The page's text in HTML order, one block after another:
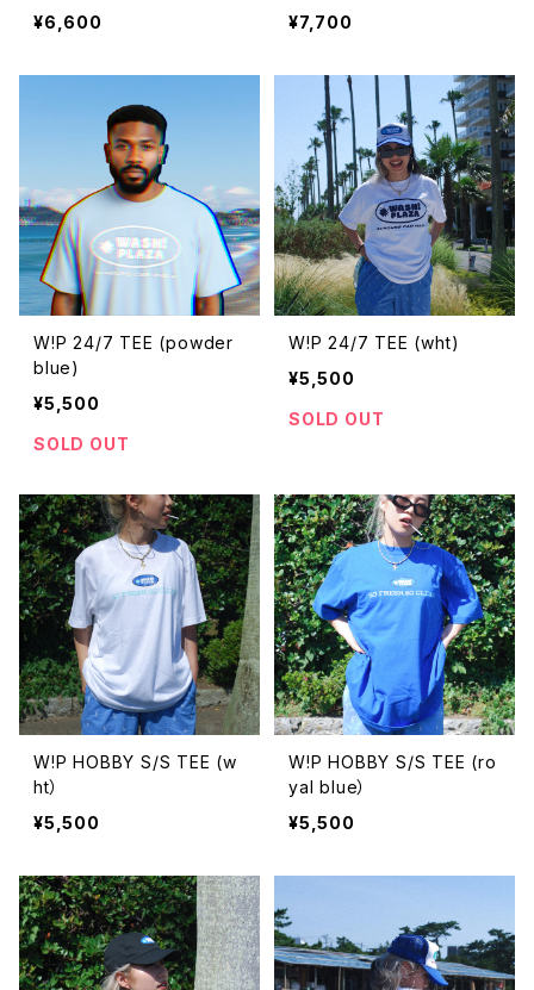
浜DELIGHT-」
¥6,600
¥7,700
W!P 24/7 TEE (powder
blue)
¥5,500
SOLD OUT
W!P 24/7 TEE (wht)
¥5,500
SOLD OUT
W!P HOBBY S/S TEE (w
ht）
¥5,500
W!P HOBBY S/S TEE (ro
yal blue）
¥5,500